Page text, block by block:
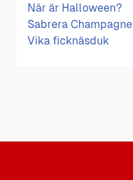
När är Halloween?
Sabrera Champagne
Vika ficknäsduk